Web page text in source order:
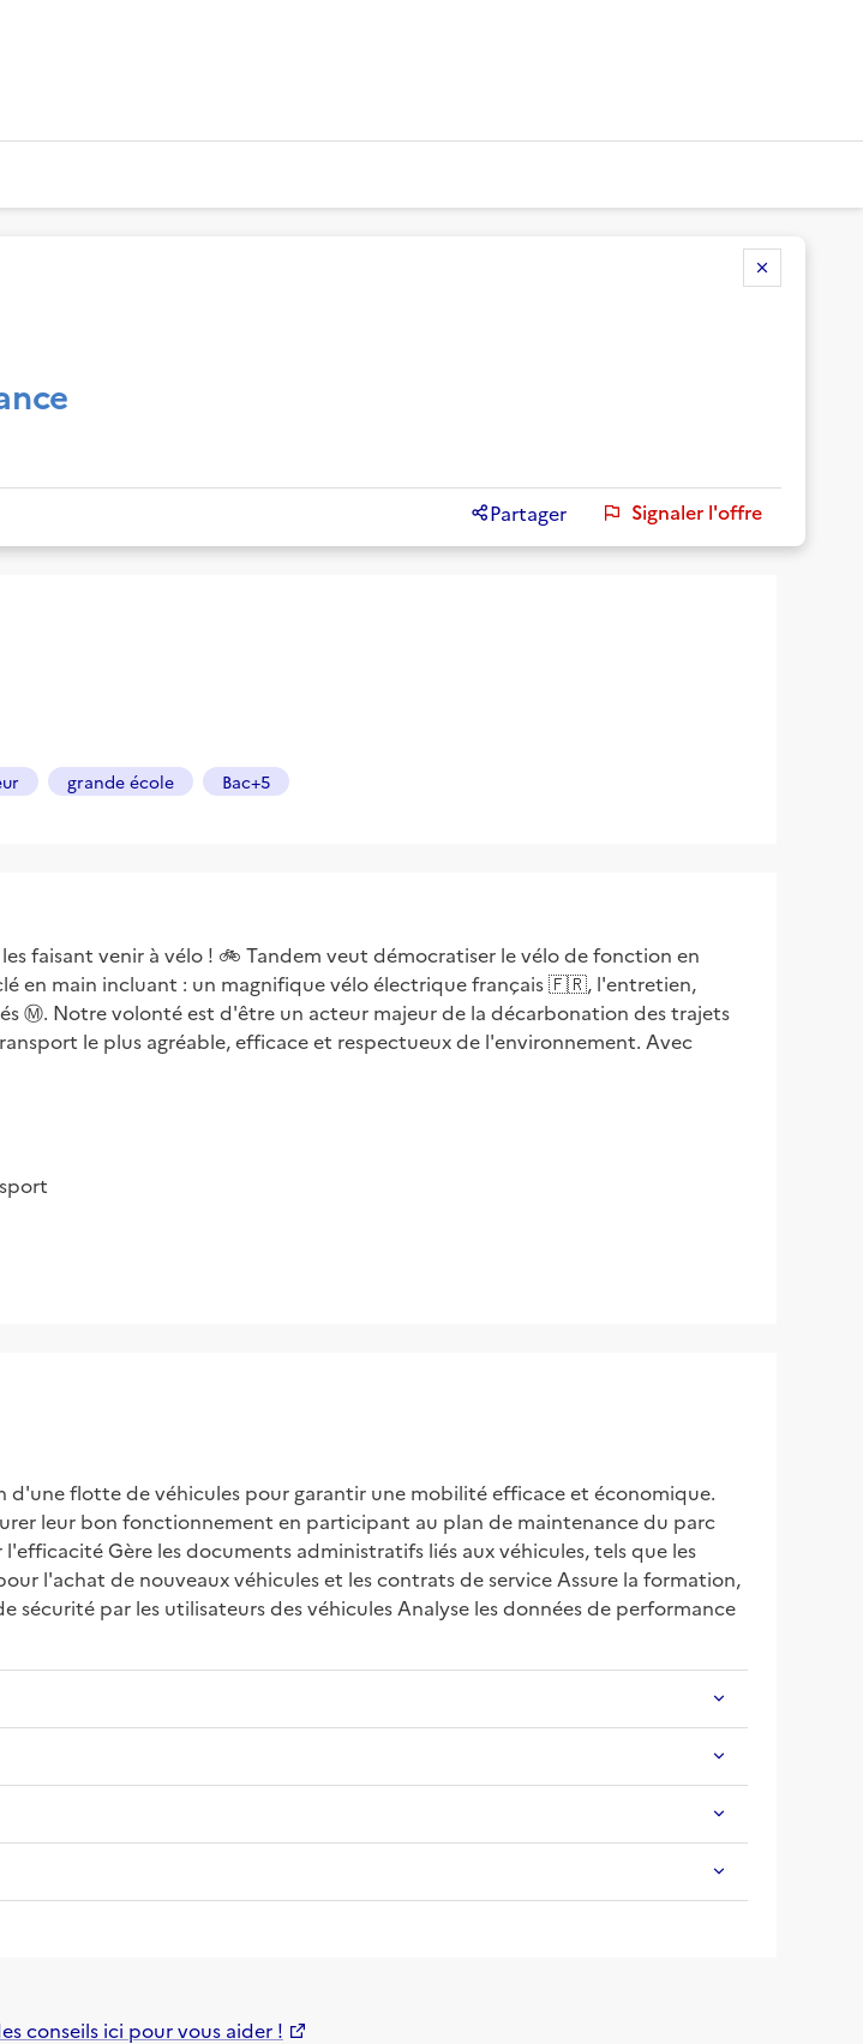
Partager Signaler l'offre
grande école Bac+5
faisant venir à vélo ! 🚲 Tandem veut démocratiser le vélo de fonction en
en main incluant : un magnifique vélo électrique français 🇫🇷, l'entretien,
Ⓜ️. Notre volonté est d'être un acteur majeur de la décarbonation des trajets
le plus agréable, efficace et respectueux de l'environnement. Avec
d'une flotte de véhicules pour garantir une mobilité efficace et économique.
leur bon fonctionnement en participant au plan de maintenance du parc
Gère les documents administratifs liés aux véhicules, tels que les
l'achat de nouveaux véhicules et les contrats de service Assure la formation,
par les utilisateurs des véhicules Analyse les données de performance
conseils ici pour vous aider !